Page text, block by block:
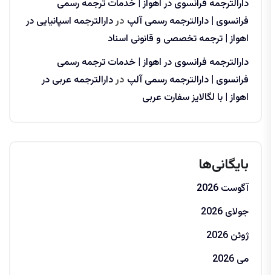
دارالترجمه فرانسوی در اهواز | خدمات ترجمه رسمی
فرانسوی | دارالترجمه رسمی آلپ دردارالترجمه اسپانیایی در
اهواز | ترجمه تخصصی و قانونی اسناد
دارالترجمه فرانسوی در اهواز | خدمات ترجمه رسمی
فرانسوی | دارالترجمه رسمی آلپ دردارالترجمه عربی در
اهواز | با لگالایز سفارت عربی
بایگانی‌ها
آگوست 2026
جولای 2026
ژوئن 2026
می 2026